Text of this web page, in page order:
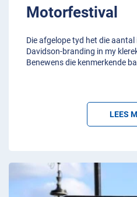
Motorfestival
Die afgelope tyd het die
Davidson-branding in my
Benewens die kenmerkende
LEES